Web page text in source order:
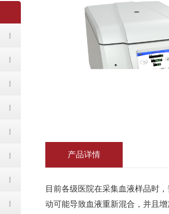
产品详情
目前各级医院在采集血液样品时
动可能导致血液重新混合，并且